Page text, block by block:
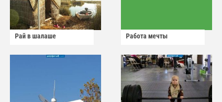
Рай в шалаше Работа мечты